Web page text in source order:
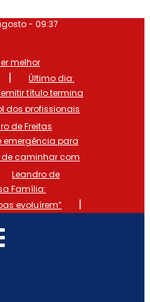
- 09:37
melhor
|
Último dia:
título termina
dos profissionais
de Freitas
emergência para
caminhar com
Leandro de
Família:
evoluírem”
|